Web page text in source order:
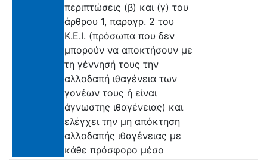
περιπτώσεις (β) και (γ) του
άρθρου 1, παραγρ. 2 του
Κ.Ε.Ι. (πρόσωπα που δεν
μπορούν να αποκτήσουν με
τη γέννησή τους την
αλλοδαπή ιθαγένεια των
γονέων τους ή είναι
άγνωστης ιθαγένειας) και
ελέγχει την μη απόκτηση
αλλοδαπής ιθαγένειας με
κάθε πρόσφορο μέσο